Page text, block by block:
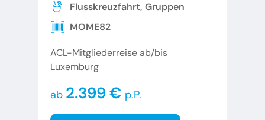
Flusskreuzfahrt, Gruppen
MOME82
ACL-Mitgliederreise ab/bis
Luxemburg
ab 2.399 € p.P.